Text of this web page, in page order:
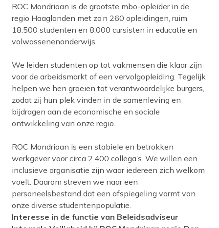
ROC Mondriaan is de grootste mbo-opleider in de
regio Haaglanden met zo’n 260 opleidingen, ruim
18.500 studenten en 8.000 cursisten in educatie en
volwassenenonderwijs.
We leiden studenten op tot vakmensen die klaar zijn
voor de arbeidsmarkt of een vervolgopleiding. Tegelijk
helpen we hen groeien tot verantwoordelijke burgers,
zodat zij hun plek vinden in de samenleving en
bijdragen aan de economische en sociale
ontwikkeling van onze regio.
ROC Mondriaan is een stabiele en betrokken
werkgever voor circa 2.400 collega’s. We willen een
inclusieve organisatie zijn waar iedereen zich welkom
voelt. Daarom streven we naar een
personeelsbestand dat een afspiegeling vormt van
onze diverse studentenpopulatie.
Interesse in de functie van Beleidsadviseur